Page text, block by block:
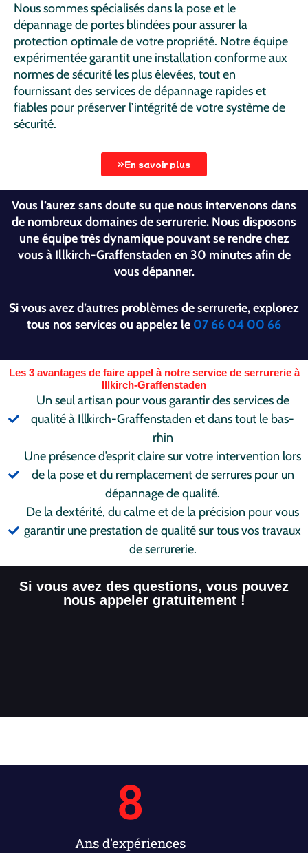
Nous sommes spécialisés dans la pose et le
dépannage de portes blindées pour assurer la
protection optimale de votre propriété. Notre équipe
expérimentée garantit une installation conforme aux
normes de sécurité les plus élevées, tout en
fournissant des services de dépannage rapides et
fiables pour préserver l’intégrité de votre système de
sécurité.
En savoir plus
Vous l’aurez sans doute su que nous intervenons dans
de nombreux domaines de serrurerie. Nous disposons
une équipe très dynamique pouvant se rendre chez
vous à Illkirch-Graffenstaden en 30 minutes afin de
vous dépanner.
Si vous avez d’autres problèmes de serrurerie, explorez
tous nos services ou appelez le 07 66 04 00 66
Les 3 avantages de faire appel à notre service de serrurerie à
Illkirch-Graffenstaden
Un seul artisan pour vous garantir des services de
qualité à Illkirch-Graffenstaden et dans tout le bas-
rhin
Une présence d’esprit claire sur votre intervention lors
de la pose et du remplacement de serrures pour un
dépannage de qualité.
De la dextérité, du calme et de la précision pour vous
garantir une prestation de qualité sur tous vos travaux
de serrurerie.
Si vous avez des questions, vous pouvez
nous appeler gratuitement !
Ans d'expériences
8